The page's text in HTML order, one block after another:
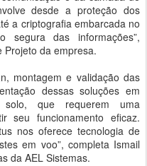
desde a proteção dos
a criptografia embarcada no
segura das informações”,
da empresa.
montagem e validação das
dessas soluções em
que requerem uma
seu funcionamento eficaz.
nos oferece tecnologia de
em voo”, completa Ismail
da AEL Sistemas.